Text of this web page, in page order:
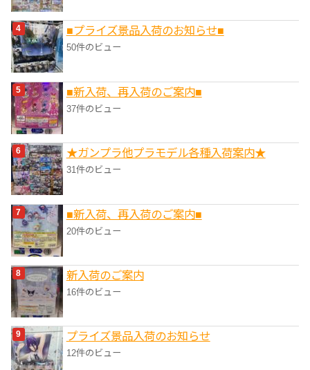
■プライズ景品入荷のお知らせ■
50件のビュー
■新入荷、再入荷のご案内■
37件のビュー
★ガンプラ他プラモデル各種入荷案内★
31件のビュー
■新入荷、再入荷のご案内■
20件のビュー
新入荷のご案内
16件のビュー
プライズ景品入荷のお知らせ
12件のビュー